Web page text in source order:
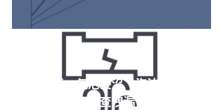
利用儀表、氣泡浸沒、泡沫噴灑測試
檢查洩漏